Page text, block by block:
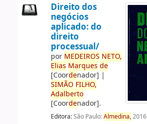
Direito dos
negócios
aplicado: do
direito
processual/
por MEDEIROS NETO,
Elias Marques de
[Coordenador] |
SIMÃO FILHO,
Adalberto
[Coordenador].
Editora:São Paulo:Almedina,2016